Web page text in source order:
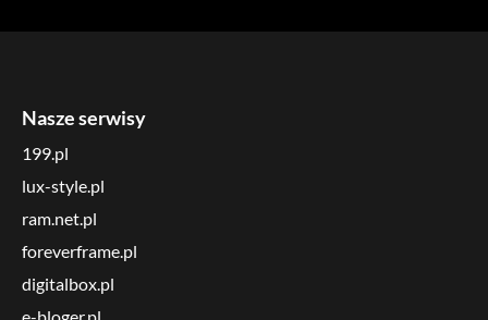
Nasze serwisy
199.pl
lux-style.pl
ram.net.pl
foreverframe.pl
digitalbox.pl